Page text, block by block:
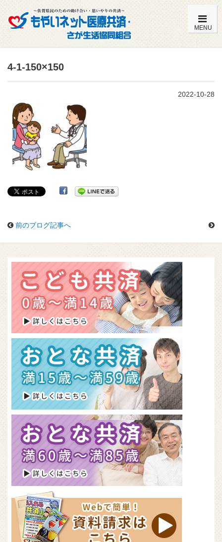
MENU
こども共済（0歳～満14歳）
おとな共済（満15歳～満59歳）
おとな共済（満60歳～満85歳）
無料資料請求
4-1-150×150
2022-10-28
前のブログ記事へ